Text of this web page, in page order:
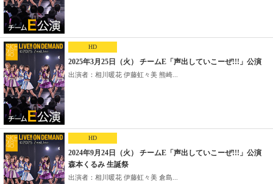
HD
2025年3月25日（火） チームE「声出していこーぜ!!!」公演
出演者：相川暖花 伊藤虹々美 熊崎...
HD
2024年9月24日（火） チームE「声出していこーぜ!!!」公演
森本くるみ 生誕祭
出演者：相川暖花 伊藤虹々美 倉島...